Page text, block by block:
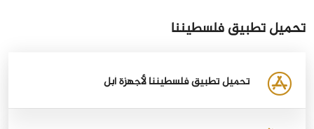
تحميل تطبيق فلسطيننا
تحميل تطبيق فلسطيننا لأجهزة أبل